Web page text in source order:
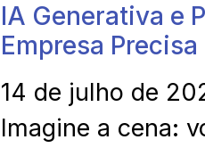
IA Generativa e
Empresa
14 de julho de
Imagine a cena: